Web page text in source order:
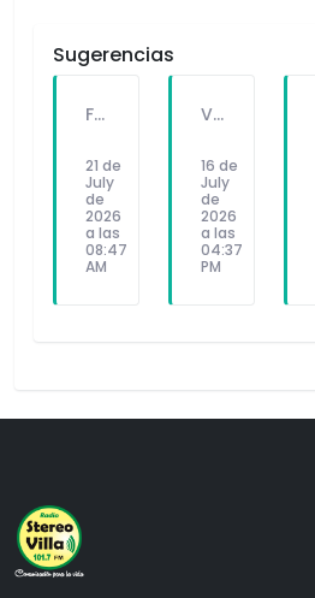
Sugerencias
FALLECE FORTUNATO CHUQUITAYPE ANDRADE, “EL CHOLO”, REFERENTE DE LA SOLIDARIDAD Y LA CULTURA EN VILLA EL SALVADOR
21 de
July
de
2026
a las
08:47
AM
VILLA EL SALVADOR RECIBE A ANA CORREA PARA PRESENTAR LIBRO SOBRE MEMORIA, TEATRO Y RESISTENCIA DURANTE EL CONFLICTO ARMADO INTERNO.
16 de
July
de
2026
a las
04:37
PM